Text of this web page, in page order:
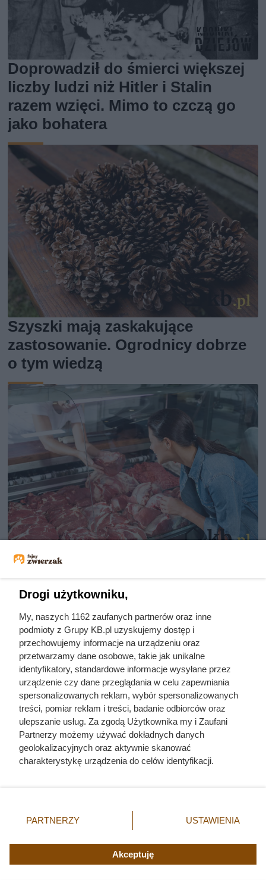
Doprowadził do śmierci większej
liczby ludzi niż Hitler i Stalin
razem wzięci. Mimo to czczą go
jako bohatera
Szyszki mają zaskakujące
zastosowanie. Ogrodnicy dobrze
o tym wiedzą
Dziennikarze ujawnili
zaskoczeni
najwięcej ciepła, a Polacy rzadko
go kupują. Prawdziwy król
kaloryczności
Drogi użytkowniku,
My, naszych 1162 zaufanych partnerów oraz inne
podmioty z Grupy KB.pl uzyskujemy dostęp i
przechowujemy informacje na urządzeniu oraz
przetwarzamy dane osobowe, takie jak unikalne
identyfikatory, standardowe informacje wysyłane przez
urządzenie czy dane przeglądania w celu zapewniania
spersonalizowanych reklam, wybór spersonalizowanych
treści, pomiar reklam i treści, badanie odbiorców oraz
ulepszanie usług. Za zgodą Użytkownika my i Zaufani
Partnerzy możemy używać dokładnych danych
geolokalizacyjnych oraz aktywnie skanować
charakterystykę urządzenia do celów identyfikacji.
zmienić/wycofać klikając przycisk ustawień prywatności
znajdujący się w lewym dolnym rogu strony. Niektóre
użytkownika, ale masz prawo sprzeciwić się takiemu
przetwarzaniu. Preferencje będą miały zastosowania tylko
PARTNERZY USTAWIENIA
Akceptuję